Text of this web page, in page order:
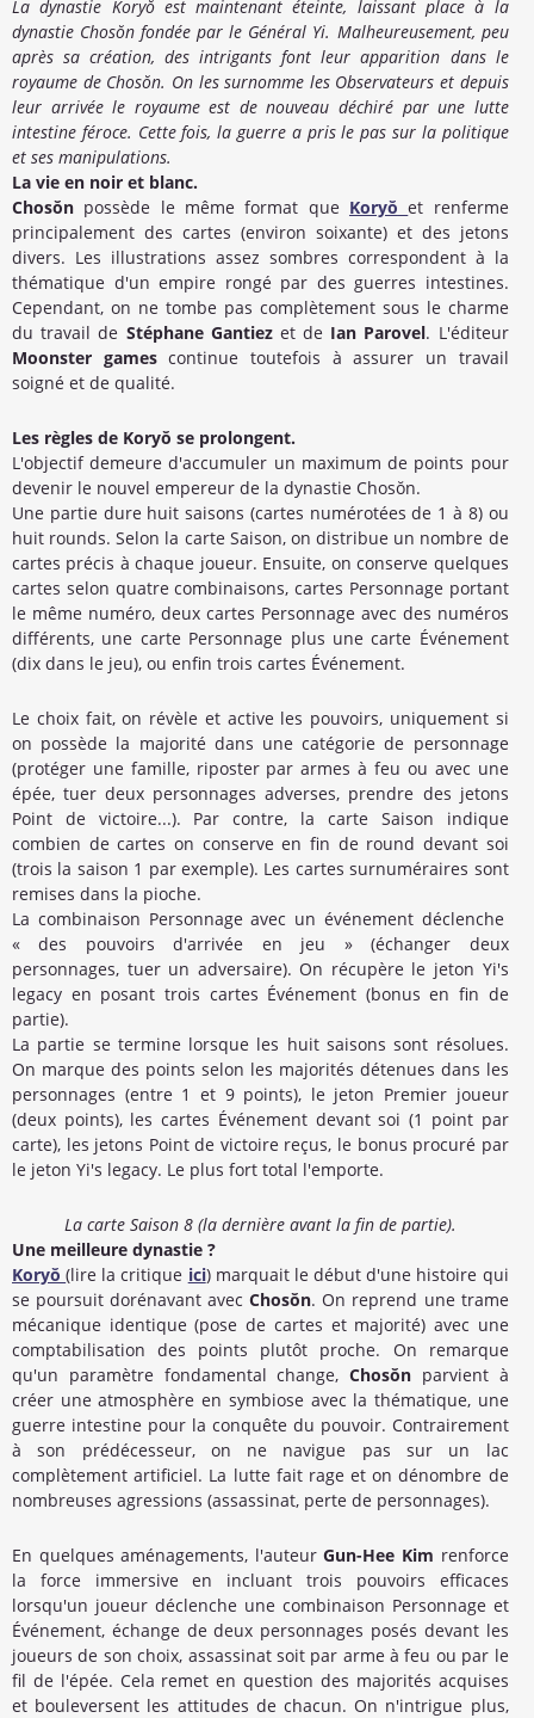
La dynastie Koryŏ est maintenant éteinte, laissant place à la
dynastie Chosŏn fondée par le Général Yi. Malheureusement, peu
après sa création, des intrigants font leur apparition dans le
royaume de Chosŏn. On les surnomme les Observateurs et depuis
leur arrivée le royaume est de nouveau déchiré par une lutte
intestine féroce. Cette fois, la guerre a pris le pas sur la politique
et ses manipulations.
La vie en noir et blanc.
Chosŏn possède le même format que Koryŏ et renferme
principalement des cartes (environ soixante) et des jetons
divers. Les illustrations assez sombres correspondent à la
thématique d'un empire rongé par des guerres intestines.
Cependant, on ne tombe pas complètement sous le charme
du travail de Stéphane Gantiezet de Ian Parovel. L'éditeur
Moonster gamescontinue toutefois à assurer un travail
soigné et de qualité.
Les règles de Koryŏ se prolongent.
L'objectif demeure d'accumuler un maximum de points pour
devenir le nouvel empereur de la dynastie Chosŏn.
Une partie dure huit saisons (cartes numérotées de 1 à 8) ou
huit rounds. Selon la carte Saison, on distribue un nombre de
cartes précis à chaque joueur. Ensuite, on conserve quelques
cartes selon quatre combinaisons, cartes Personnage portant
le même numéro, deux cartes Personnage avec des numéros
différents, une carte Personnage plus une carte Événement
(dix dans le jeu), ou enfin trois cartes Événement.
Le choix fait, on révèle et active les pouvoirs, uniquement si
on possède la majorité dans une catégorie de personnage
(protéger une famille, riposter par armes à feu ou avec une
épée, tuer deux personnages adverses, prendre des jetons
Point de victoire...). Par contre, la carte Saison indique
combien de cartes on conserve en fin de round devant soi
(trois la saison 1 par exemple). Les cartes surnuméraires sont
remises dans la pioche.
La combinaison Personnage avec un événement déclenche
« des pouvoirs d'arrivée en jeu » (échanger deux
personnages, tuer un adversaire). On récupère le jeton Yi's
legacy en posant trois cartes Événement (bonus en fin de
partie).
La partie se termine lorsque les huit saisons sont résolues.
On marque des points selon les majorités détenues dans les
personnages (entre 1 et 9 points), le jeton Premier joueur
(deux points), les cartes Événement devant soi (1 point par
carte), les jetons Point de victoire reçus, le bonus procuré par
le jeton Yi's legacy. Le plus fort total l'emporte.
La carte Saison 8 (la dernière avant la fin de partie).
Une meilleure dynastie ?
Koryŏ(lire la critique ici) marquait le début d'une histoire qui
se poursuit dorénavant avecChosŏn. On reprend une trame
mécanique identique (pose de cartes et majorité) avec une
comptabilisation des points plutôt proche. On remarque
qu'un paramètre fondamental change,Chosŏn parvient à
créer une atmosphère en symbiose avec la thématique, une
guerre intestine pour la conquête du pouvoir. Contrairement
à son prédécesseur, on ne navigue pas sur un lac
complètement artificiel. La lutte fait rage et on dénombre de
nombreuses agressions (assassinat, perte de personnages).
En quelques aménagements, l'auteurGun-Hee Kim renforce
la force immersive en incluant trois pouvoirs efficaces
lorsqu'un joueur déclenche une combinaison Personnage et
Événement, échange de deux personnages posés devant les
joueurs de son choix, assassinat soit par arme à feu ou par le
fil de l'épée. Cela remet en question des majorités acquises
et bouleversent les attitudes de chacun. On n'intrigue plus,